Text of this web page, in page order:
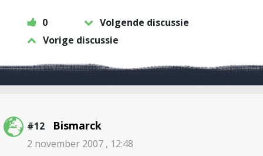
0
Volgende discussie
Vorige discussie
#12 Bismarck
2 november 2007 , 12:48